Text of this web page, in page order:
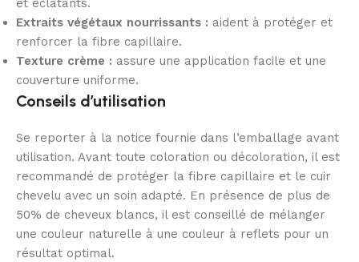
et éclatants.
Extraits végétaux nourrissants : aident à protéger et
renforcer la fibre capillaire.
Texture crème : assure une application facile et une
couverture uniforme.
Conseils d’utilisation
Se reporter à la notice fournie dans l’emballage avant
utilisation. Avant toute coloration ou décoloration, il est
recommandé de protéger la fibre capillaire et le cuir
chevelu avec un soin adapté. En présence de plus de
50% de cheveux blancs, il est conseillé de mélanger
une couleur naturelle à une couleur à reflets pour un
résultat optimal.